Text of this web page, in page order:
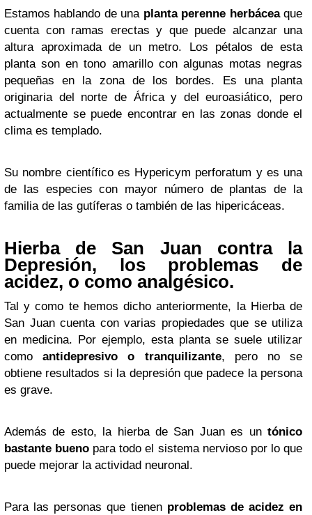
Estamos hablando de una planta perenne herbáceaque
cuenta con ramas erectas y que puede alcanzar una
altura aproximada de un metro. Los pétalos de esta
planta son en tono amarillo con algunas motas negras
pequeñas en la zona de los bordes. Es una planta
originaria del norte de África y del euroasiático, pero
actualmente se puede encontrar en las zonas donde el
clima es templado.
Su nombre científico es Hypericym perforatum y es una
de las especies con mayor número de plantas de la
familia de las gutíferas o también de las hipericáceas.
Hierba de San Juan contra la
Depresión, los problemas de
acidez, o como analgésico.
Tal y como te hemos dicho anteriormente, la Hierba de
San Juan cuenta con varias propiedades que se utiliza
en medicina. Por ejemplo, esta planta se suele utilizar
comoantidepresivo o tranquilizante, pero no se
obtiene resultados si la depresión que padece la persona
es grave.
Además de esto, la hierba de San Juan es un tónico
bastante bueno para todo el sistema nervioso por lo que
puede mejorar la actividad neuronal.
Para las personas que tienen problemas de acidez en